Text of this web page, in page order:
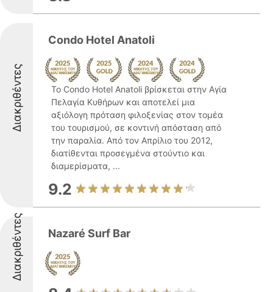
Διακριθέντες
Condo Hotel Anatoli
Το Condo Hotel Anatoli βρίσκεται στην Αγία
Πελαγία Κυθήρων και αποτελεί μια
αξιόλογη πρόταση φιλοξενίας στον τομέα
του τουρισμού, σε κοντινή απόσταση από
την παραλία. Από τον Απρίλιο του 2012,
διατίθενται προσεγμένα στούντιο και
διαμερίσματα, ...
9.2
Διακριθέντες Nazaré Surf Bar